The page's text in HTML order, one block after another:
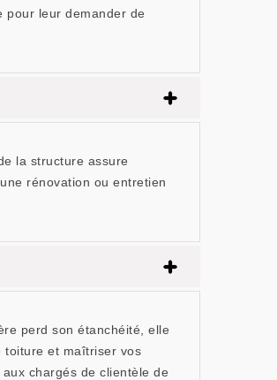
pour leur demander de
la structure assure
rénovation ou entretien
perd son étanchéité, elle
toiture et maîtriser vos
chargés de clientèle de